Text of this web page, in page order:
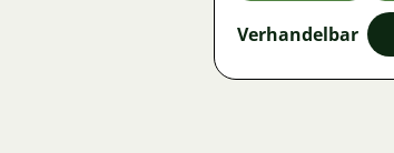
Verhandelbar